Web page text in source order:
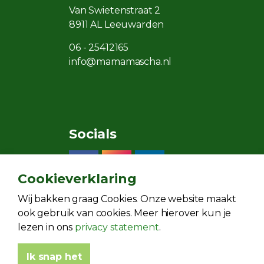
Van Swietenstraat 2
8911 AL Leeuwarden
06 - 25412165
info@mamamascha.nl
Socials
© 2026 Privacy
Cookieverklaring
Wij bakken graag Cookies. Onze website maakt
ook gebruik van cookies. Meer hierover kun je
lezen in ons privacy statement.
Ik snap het